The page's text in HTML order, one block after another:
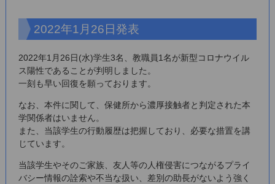
2022年1月26日発表
2022年1月26日(水)学生3名、教職員1名が新型コロナウイル
ス陽性であることが判明しました。
一刻も早い回復を願っております。
なお、本件に関して、保健所から濃厚接触者と判定された本
学関係者はいません。
また、当該学生の行動履歴は把握しており、必要な措置を講
じています。
当該学生やそのご家族、友人等の人権侵害につながるプライ
バシー情報の詮索や不当な扱い、差別の助長がないよう強く